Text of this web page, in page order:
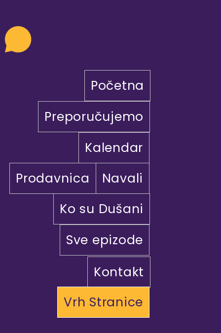
Početna
Preporučujemo
Kalendar
Prodavnica
Navali
Ko su Dušani
Sve epizode
Kontakt
Vrh Stranice